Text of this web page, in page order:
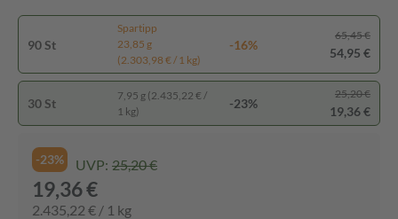
90 St
Spartipp
23,85 g
(2.303,98 € / 1 kg)
-16%
65,45 €
54,95 €
30 St
7,95 g (2.435,22 € /
1 kg)
-23%
25,20 €
19,36 €
-23% UVP: 25,20 €
19,36 €
2.435,22 € / 1 kg